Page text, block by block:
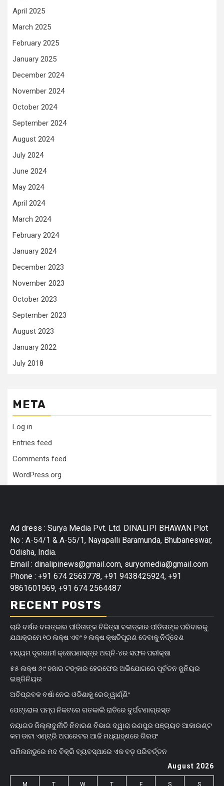
April 2025
March 2025
February 2025
January 2025
December 2024
November 2024
October 2024
September 2024
August 2024
July 2024
June 2024
May 2024
April 2024
March 2024
February 2024
January 2024
December 2023
November 2023
October 2023
September 2023
August 2023
January 2022
July 2018
META
Log in
Entries feed
Comments feed
WordPress.org
Ad dress : Surya Media Pvt. Ltd. DINALIPI BHAWAN Plot
No : A-54/1 & A-55/1, Nayapalli Baramunda, Bhubaneswar,
Odisha, India.
Email : dinalipinews@gmail.com, suryomedia@gmail.com
Phone : +91 674 2563778, +91 9438425924, +91
9861601969, +91 674 2564487
RECENT POSTS
ଚାରି ବର୍ଷର ବଳାତ୍କାର ପୀଡିତାଙ୍କ ଚିକିତ୍ସା ବଳାତ୍କାର ପୀଡିତାଙ୍କ ପରିବାରକୁ
ଯଥାକ୍ରମେ ୧୦ ଲକ୍ଷ ଏବଂ ୨ ଲକ୍ଷ କ୍ଷତିପୂରଣ ଦେବାକୁ ନିର୍ଦ୍ଦେଶ
ମଧ୍ୟମ ଦୂରଗାମୀ କ୍ଷେପଣାସ୍ତ୍ର ଅଗ୍ନି-୪ର ସଫଳ ପରୀକ୍ଷା
୫୫ ଲକ୍ଷ ୬୯ ହଜାର ଟଙ୍କାର ହେରଫେର ଅଭିଯୋଗରେ ପୂର୍ବତନ ଜୁନିୟର
ଇଞ୍ଜିନିୟର
ଅତିପ୍ରବଳ ବର୍ଷା ନେଇ ଓଡିଶାକୁ ରେଡ୍ ୱାର୍ଣ୍ଣିଂ
ପେଟ୍ରୋଲ ପମ୍ପ ନିକଟରେ ଗତକାଲି ରାତିରେ ଦୁର୍ଘଟଣାଗ୍ରସ୍ତ
ନୟାଗଡ ଜିଲ୍ଲାଦୁର୍ନୀତି ନିବାରଣ ବିଭାଗ ଦ୍ୱାରା ରଣପୁର ପଞ୍ଚାୟତ ଆକାଉଣ୍ଟ
କମ ଡାଟା ଏଣ୍ଟ୍ରି ଅପରେଟର ଆଜି ମଧ୍ୟାହ୍‌ଣରେ ଗିରଫ
ତାମିଲନାଡୁରେ ମଦ ବିକ୍ରି ବ୍ୟବସ୍ଥାରେ ଏକ ବଡ଼ ପରିବର୍ତ୍ତନ
August 2026
M T W T F S S